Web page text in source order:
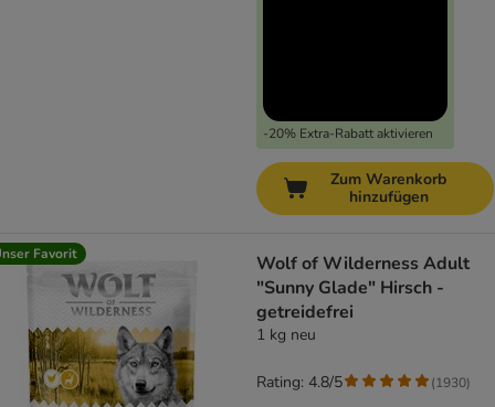
-20% Extra-Rabatt aktivieren
Zum Warenkorb
hinzufügen
Favorit
Wolf of Wilderness Adult
"Sunny Glade" Hirsch -
getreidefrei
1 kg neu
Rating: 4.8/5 (1930)